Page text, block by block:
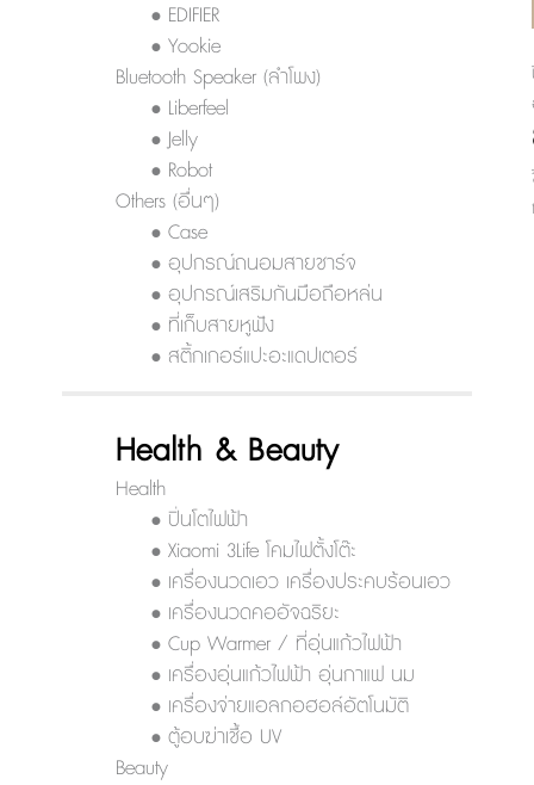
• EDIFIER
• Yookie
Bluetooth Speaker (ลำโพง)
• Liberfeel
• Jelly
• Robot
Others (อื่นๆ)
• Case
• อุปกรณ์ถนอมสายชาร์จ
• อุปกรณ์เสริมกันมือถือหล่น
• ที่เก็บสายหูฟัง
• สติ้กเกอร์แปะอะแดปเตอร์
Health & Beauty
Health
• ปิ่นโตไฟฟ้า
• Xiaomi 3Life โคมไฟตั้งโต๊ะ
• เครื่องนวดเอว เครื่องประคบร้อนเอว
• เครื่องนวดคออัจฉริยะ
• Cup Warmer / ที่อุ่นแก้วไฟฟ้า
• เครื่องอุ่นแก้วไฟฟ้า อุ่นกาแฟ นม
• เครื่องจ่ายแอลกอฮอล์อัตโนมัติ
• ตู้อบฆ่าเชื้อ UV
Beauty